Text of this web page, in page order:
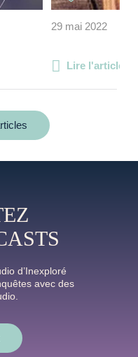
29 mai 2022
Lire l'article
d’Inexploré
avec des